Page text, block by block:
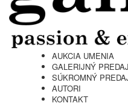
AUKCIA UMENIA
GALERIJNÝ PREDAJ
SÚKROMNÝ
AUTORI
KONTAKT